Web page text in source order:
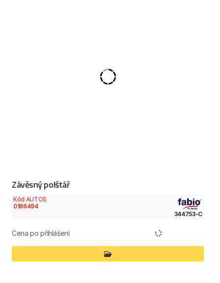
Závěsný polštář
Kód AUTOS
0186494
344753-C
Cena po přihlášení